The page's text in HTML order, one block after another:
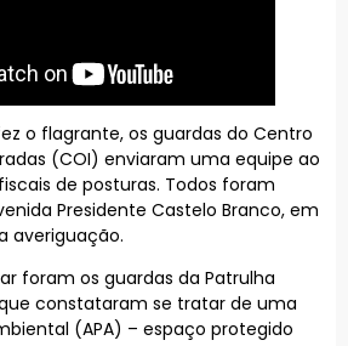
o flagrante, os guardas do Centro
(COI) enviaram uma equipe ao
de posturas. Todos foram
Presidente Castelo Branco, em
averiguação.
foram os guardas da Patrulha
constataram se tratar de uma
(APA) – espaço protegido